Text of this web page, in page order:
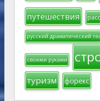
путешествия
русский драматический
своими руками
туризм форекс